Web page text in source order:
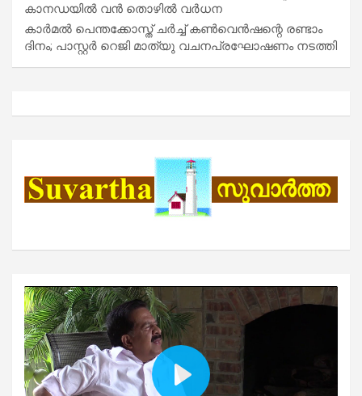
കാനഡയിൽ വൻ തൊഴിൽ വർധന
കാർമൽ പെന്തക്കോസ്ത് ചർച്ച് കൺവെൻഷന്റെ രണ്ടാം
ദിനം; പാസ്റ്റർ റെജി മാത്യു വചനപ്രഘോഷണം നടത്തി